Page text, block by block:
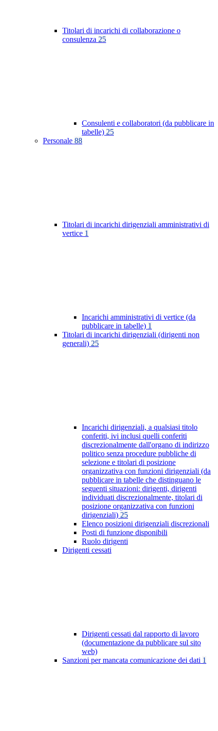
Titolari di incarichi di collaborazione o
consulenza 25
Consulenti e collaboratori (da pubblicare in
tabelle) 25
Personale 88
Titolari di incarichi dirigenziali amministrativi di
vertice 1
Incarichi amministrativi di vertice (da
pubblicare in tabelle) 1
Titolari di incarichi dirigenziali (dirigenti non
generali) 25
Incarichi dirigenziali, a qualsiasi titolo
conferiti, ivi inclusi quelli conferiti
discrezionalmente dall'organo di indirizzo
politico senza procedure pubbliche di
selezione e titolari di posizione
organizzativa con funzioni dirigenziali (da
pubblicare in tabelle che distinguano le
seguenti situazioni: dirigenti, dirigenti
individuati discrezionalmente, titolari di
posizione organizzativa con funzioni
dirigenziali) 25
Elenco posizioni dirigenziali discrezionali
Posti di funzione disponibili
Ruolo dirigenti
Dirigenti cessati
Dirigenti cessati dal rapporto di lavoro
(documentazione da pubblicare sul sito
web)
Sanzioni per mancata comunicazione dei dati 1